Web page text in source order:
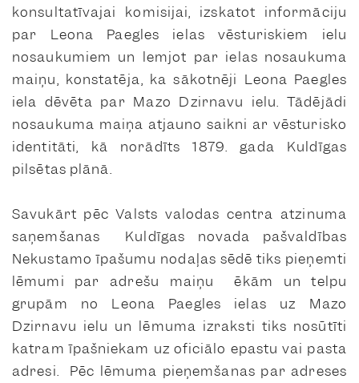
konsultatīvajai komisijai, izskatot informāciju
par Leona Paegles ielas vēsturiskiem ielu
nosaukumiem un lemjot par ielas nosaukuma
maiņu, konstatēja, ka sākotnēji Leona Paegles
iela dēvēta par Mazo Dzirnavu ielu. Tādējādi
nosaukuma maiņa atjauno saikni ar vēsturisko
identitāti, kā norādīts 1879. gada Kuldīgas
pilsētas plānā.
Savukārt pēc Valsts valodas centra atzinuma
saņemšanas Kuldīgas novada pašvaldības
Nekustamo īpašumu nodaļas sēdē tiks pieņemti
lēmumi par adrešu maiņu ēkām un telpu
grupām no Leona Paegles ielas uz Mazo
Dzirnavu ielu un lēmuma izraksti tiks nosūtīti
katram īpašniekam uz oficiālo epastu vai pasta
adresi. Pēc lēmuma pieņemšanas par adreses